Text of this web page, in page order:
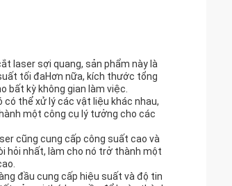
laser sợi quang, sản phẩm này là
tối đaHơn nữa, kích thước tổng
bất kỳ không gian làm việc.
thể xử lý các vật liệu khác nhau,
một công cụ lý tưởng cho các
cũng cung cấp công suất cao và
hỏi nhất, làm cho nó trở thành một
đầu cung cấp hiệu suất và độ tin